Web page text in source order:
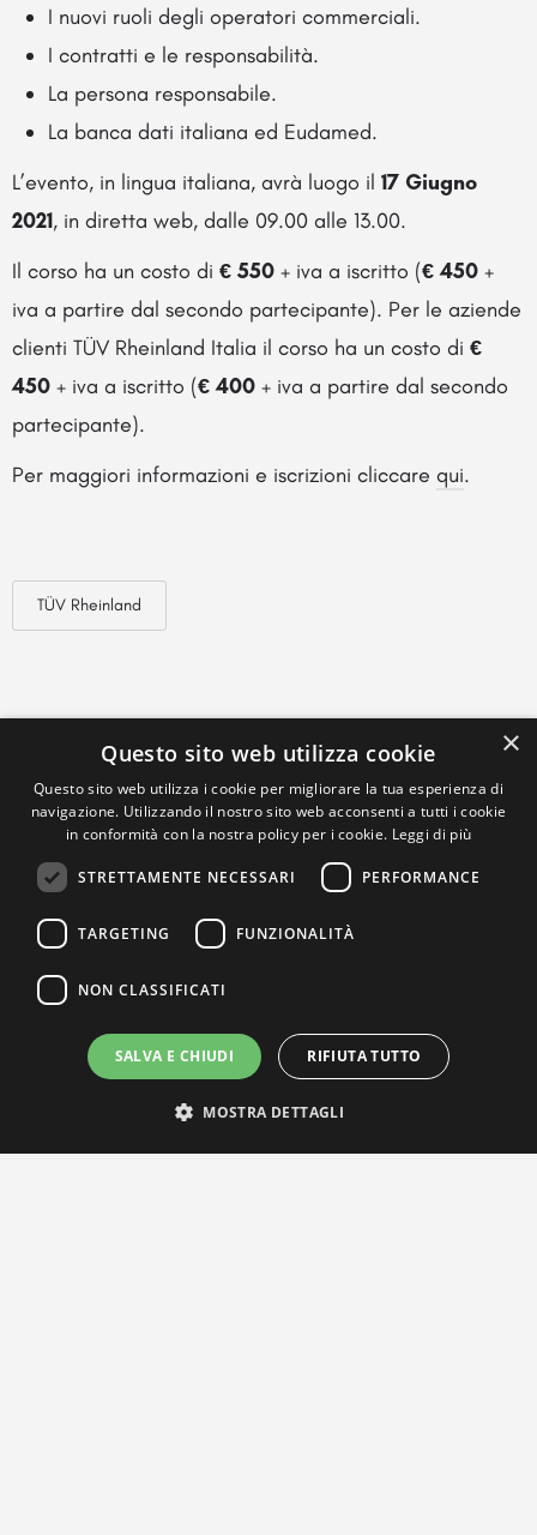
I nuovi ruoli degli operatori commerciali.
I contratti e le responsabilità.
La persona responsabile.
La banca dati italiana ed Eudamed.
L’evento, in lingua italiana, avrà luogo il 17 Giugno
2021, in diretta web, dalle 09.00 alle 13.00.
Il corso ha un costo di € 550 + iva a iscritto (€ 450 +
iva a partire dal secondo partecipante). Per le aziende
clienti TÜV Rheinland Italia il corso ha un costo di €
450 + iva a iscritto (€ 400 + iva a partire dal secondo
partecipante).
Per maggiori informazioni e iscrizioni cliccare qui.
TÜV Rheinland
×
Questo sito web utilizza cookie
Questo sito web utilizza i cookie per migliorare la tua esperienza di
navigazione. Utilizzando il nostro sito web acconsenti a tutti i cookie
in conformità con la nostra policy per i cookie. Leggi di più
STRETTAMENTE NECESSARI PERFORMANCE
TARGETING FUNZIONALITÀ
NON CLASSIFICATI
SALVA E CHIUDI RIFIUTA TUTTO
MOSTRA DETTAGLI